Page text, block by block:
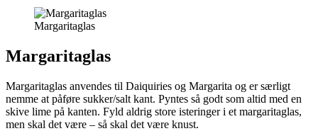
Margaritaglas
Margaritaglas
Margaritaglas anvendes til Daiquiries og Margarita og er særligt
nemme at påføre sukker/salt kant. Pyntes så godt som altid med en
skive lime på kanten. Fyld aldrig store isteringer i et margaritaglas,
men skal det være – så skal det være knust.